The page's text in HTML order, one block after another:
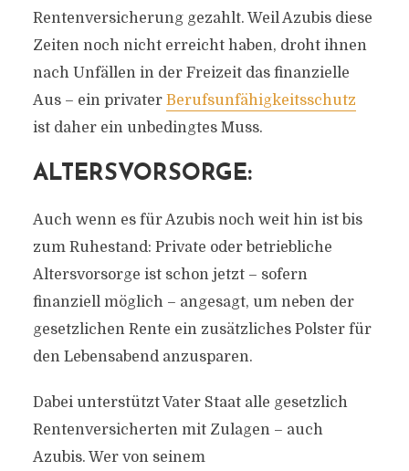
Rentenversicherung gezahlt. Weil Azubis diese
Zeiten noch nicht erreicht haben, droht ihnen
nach Unfällen in der Freizeit das finanzielle
Aus – ein privater Berufsunfähigkeitsschutz
ist daher ein unbedingtes Muss.
ALTERSVORSORGE:
Auch wenn es für Azubis noch weit hin ist bis
zum Ruhestand: Private oder betriebliche
Altersvorsorge ist schon jetzt – sofern
finanziell möglich – angesagt, um neben der
gesetzlichen Rente ein zusätzliches Polster für
den Lebensabend anzusparen.
Dabei unterstützt Vater Staat alle gesetzlich
Rentenversicherten mit Zulagen – auch
Azubis. Wer von seinem